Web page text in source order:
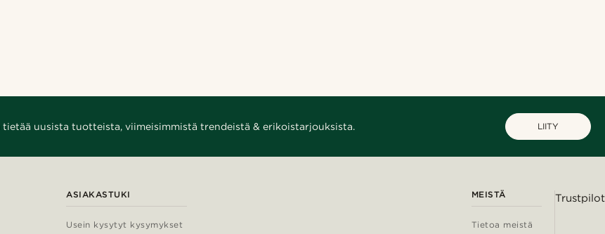
tietää uusista tuotteista, viimeisimmistä trendeistä & erikoistarjouksista. LIITY
ASIAKASTUKI
Usein kysytyt kysymykset
MEISTÄ
Tietoa meistä
Trustpilot